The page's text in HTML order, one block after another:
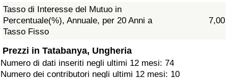
Tasso di Interesse del Mutuo in
Percentuale(%), Annuale, per 20 Anni a
Tasso Fisso
7,00
Prezzi in Tatabanya, Ungheria
Numero di dati inseriti negli ultimi 12 mesi: 74
Numero dei contributori negli ultimi 12 mesi: 10